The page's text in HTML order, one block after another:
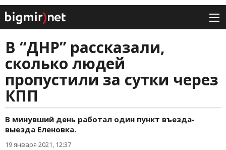
В “ДНР” рассказали,
сколько людей
пропустили за сутки через
КПП
В минувший день работал один пункт въезда-
выезда Еленовка.
19 января 2021, 12:37